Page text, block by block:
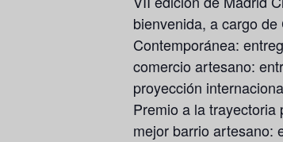
bienvenida, a cargo
Contemporánea:
comercio artesano:
proyección
Premio a la
mejor barrio artesano: